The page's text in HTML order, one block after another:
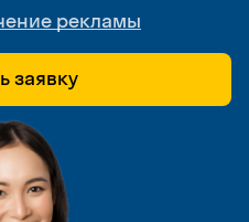
рекламы
заявку